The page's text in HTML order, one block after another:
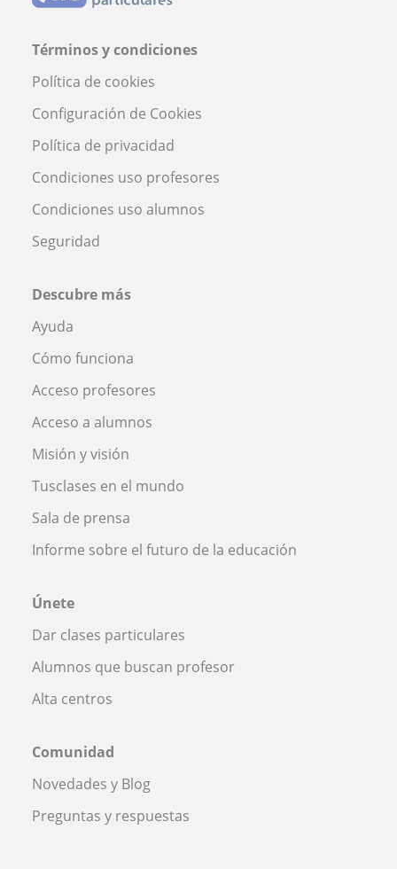
Términos y condiciones
Política de cookies
Configuración de Cookies
Política de privacidad
Condiciones uso profesores
Condiciones uso alumnos
Seguridad
Descubre más
Ayuda
Cómo funciona
Acceso profesores
Acceso a alumnos
Misión y visión
Tusclases en el mundo
Sala de prensa
Informe sobre el futuro de la educación
Únete
Dar clases particulares
Alumnos que buscan profesor
Alta centros
Comunidad
Novedades y Blog
Preguntas y respuestas